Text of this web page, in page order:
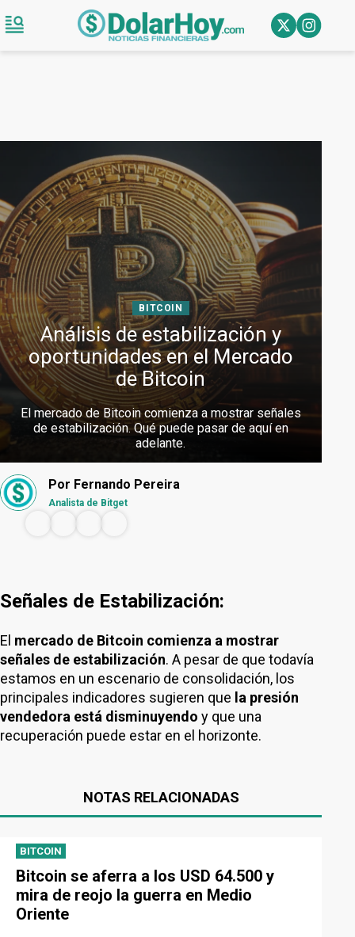
BITCOIN
Análisis de estabilización y
oportunidades en el Mercado
de Bitcoin
El mercado de Bitcoin comienza a mostrar señales
de estabilización. Qué puede pasar de aquí en
adelante.
Por Fernando Pereira
Analista de Bitget
Señales de Estabilización:
El mercado de Bitcoin comienza a mostrar
señales de estabilización. A pesar de que todavía
estamos en un escenario de consolidación, los
principales indicadores sugieren que la presión
vendedora está disminuyendo y que una
recuperación puede estar en el horizonte.
NOTAS RELACIONADAS
BITCOIN
Bitcoin se aferra a los USD 64.500 y
mira de reojo la guerra en Medio
Oriente